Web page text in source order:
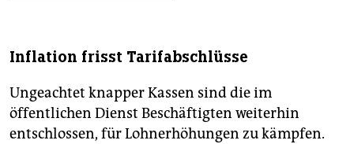
Inflation frisst Tarifabschlüsse
Ungeachtet knapper Kassen sind die im
öffentlichen Dienst Beschäftigten weiterhin
entschlossen, für Lohnerhöhungen zu kämpfen.